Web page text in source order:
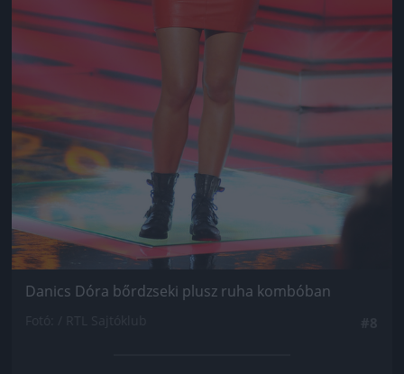
Danics Dóra bőrdzseki plusz ruha kombóban